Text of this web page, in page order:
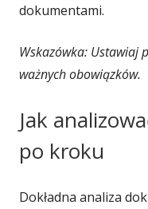
dokumentami.
Wskazówka: Ustawiaj
ważnych obowiązków.
Jak
po kroku
Dokładna analiza